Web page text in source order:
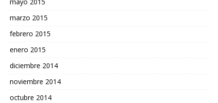
marzo 2015
febrero 2015
enero 2015
diciembre 2014
noviembre 2014
octubre 2014